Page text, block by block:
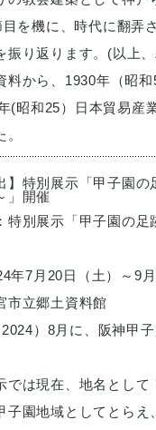
を機に、時代に翻弄
振り返ります。(以上
料から、1930年（昭
(昭和25）日本貿易産
】特別展示「甲子園
」開催
特別展示「甲子園の
年7月20日（土）～9月
市立郷土資料館
）8月に、阪神甲
は現在、地名として
子園地域としてとら